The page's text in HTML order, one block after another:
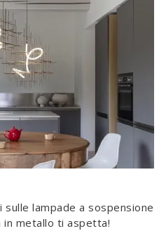
lampade a sospensione
in metallo ti aspetta!